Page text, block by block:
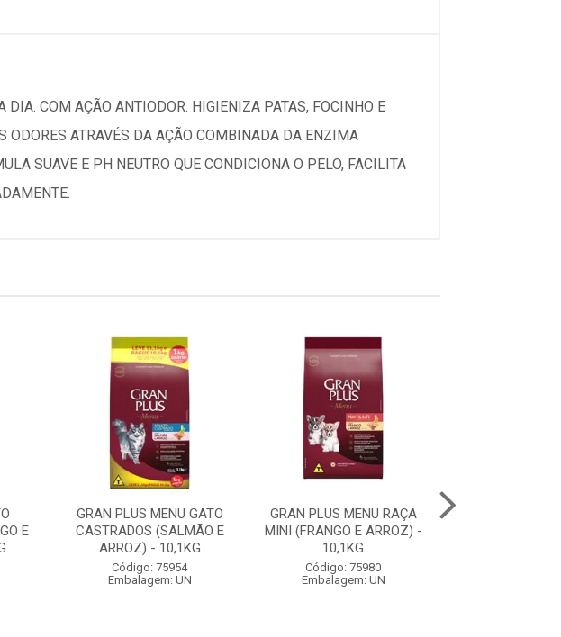
COM AÇÃO ANTIODOR. HIGIENIZA PATAS, FOCINHO E
ATRAVÉS DA AÇÃO COMBINADA DA ENZIMA
SUAVE E PH NEUTRO QUE CONDICIONA O PELO, FACILITA
E
GRAN PLUS MENU GATO
CASTRADOS (SALMÃO E
ARROZ) - 10,1KG
Código: 75954
Embalagem: UN
GRAN PLUS MENU RAÇA
MINI (FRANGO E ARROZ) -
10,1KG
Código: 75980
Embalagem: UN